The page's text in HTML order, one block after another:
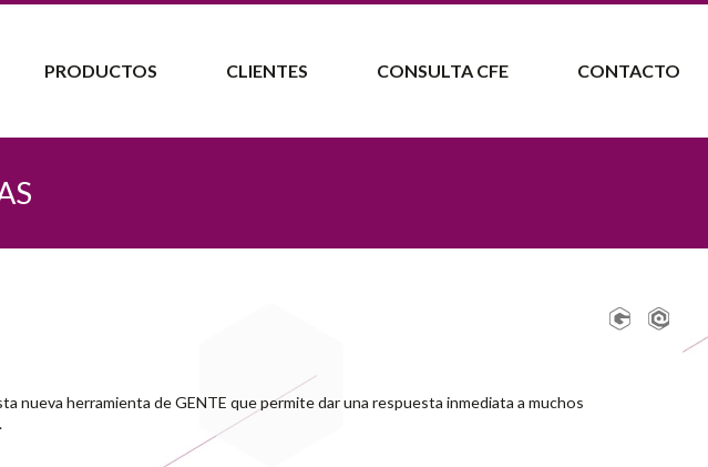
PRODUCTOS CLIENTES CONSULTA CFE CONTACTO
nueva herramienta de GENTE que permite dar una respuesta inmediata a muchos